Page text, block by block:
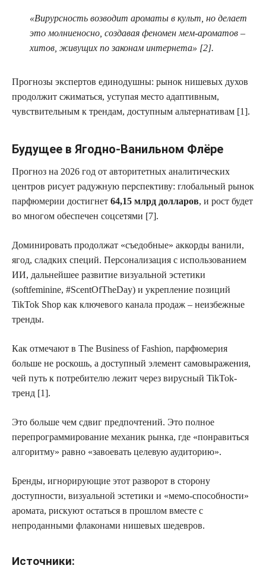
«Вирурсность возводит ароматы в культ, но делает
это молниеносно, создавая феномен мем-ароматов –
хитов, живущих по законам интернета» [2].
Прогнозы экспертов единодушны: рынок нишевых духов
продолжит сжиматься, уступая место адаптивным,
чувствительным к трендам, доступным альтернативам [1].
Будущее в Ягодно-Ванильном Флёре
Прогноз на 2026 год от авторитетных аналитических
центров рисует радужную перспективу: глобальный рынок
парфюмерии достигнет 64,15 млрд долларов, и рост будет
во многом обеспечен соцсетями [7].
Доминировать продолжат «съедобные» аккорды ванили,
ягод, сладких специй. Персонализация с использованием
ИИ, дальнейшее развитие визуальной эстетики
(softfeminine, #ScentOfTheDay) и укрепление позиций
TikTok Shop как ключевого канала продаж – неизбежные
тренды.
Как отмечают в The Business of Fashion, парфюмерия
больше не роскошь, а доступный элемент самовыражения,
чей путь к потребителю лежит через вирусный TikTok-
тренд [1].
Это больше чем сдвиг предпочтений. Это полное
перепрограммирование механик рынка, где «понравиться
алгоритму» равно «завоевать целевую аудиторию».
Бренды, игнорирующие этот разворот в сторону
доступности, визуальной эстетики и «мемо-способности»
аромата, рискуют остаться в прошлом вместе с
непроданными флаконами нишевых шедевров.
Источники: